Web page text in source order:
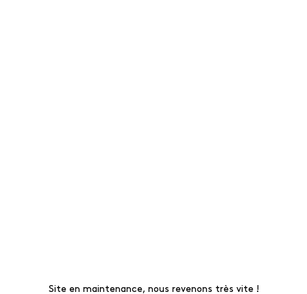
Site en maintenance, nous revenons très vite !